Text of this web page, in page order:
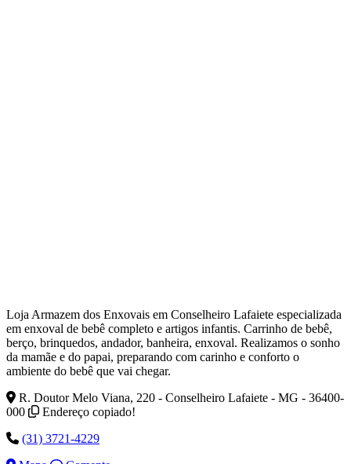
Loja Armazem dos Enxovais em Conselheiro Lafaiete especializada
em enxoval de bebê completo e artigos infantis. Carrinho de bebê,
berço, brinquedos, andador, banheira, enxoval. Realizamos o sonho
da mamãe e do papai, preparando com carinho e conforto o
ambiente do bebê que vai chegar.
R. Doutor Melo Viana, 220 - Conselheiro Lafaiete - MG - 36400-
000
Endereço copiado!
(31) 3721-4229